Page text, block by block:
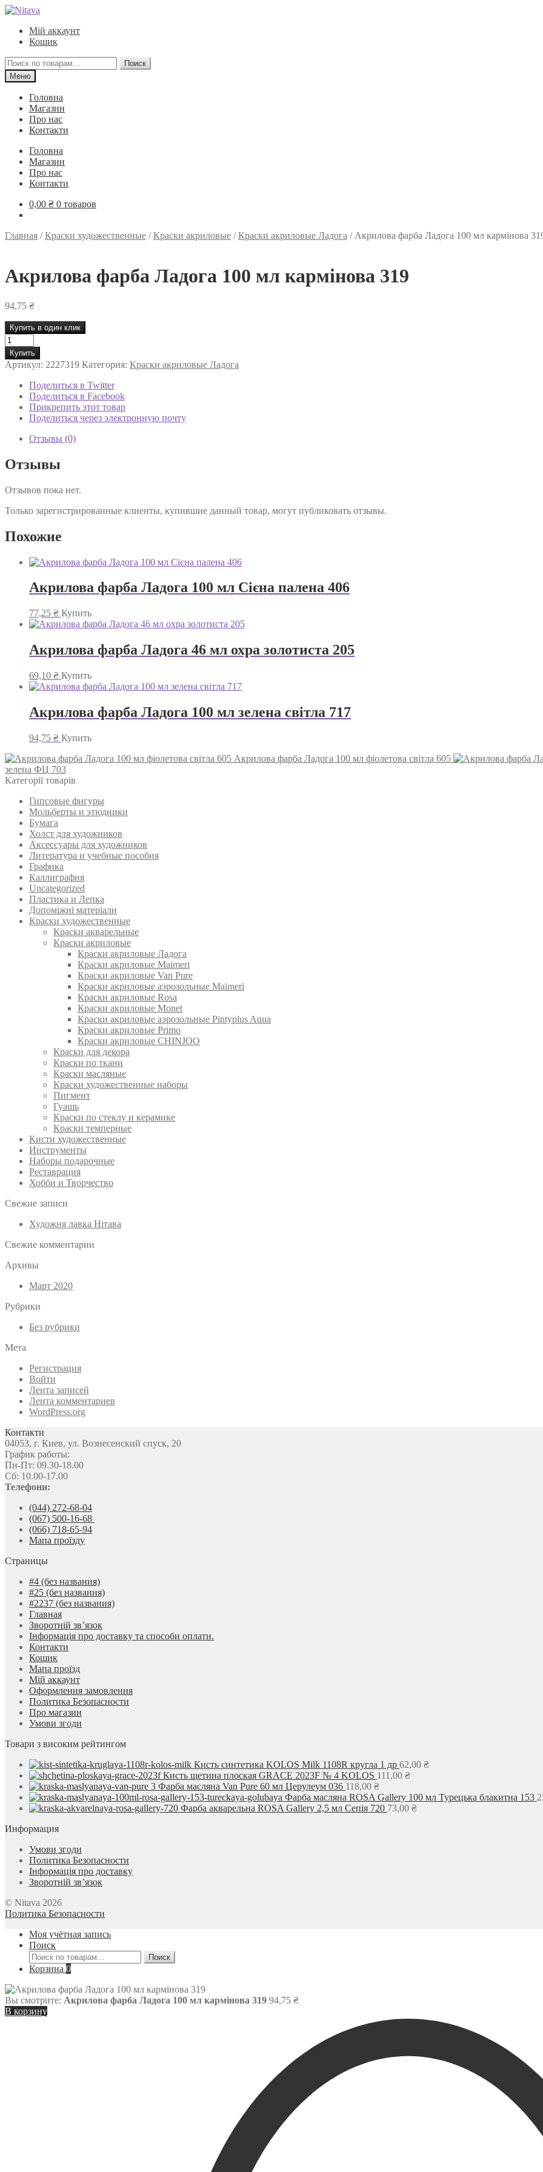
Перейти
навигации
Перейти
содержимому
Мій аккаунт
Кошик
Искать:
Поиск
Меню
Головна
Магазин
Про нас
Контакти
Головна
Магазин
Про нас
Контакти
0,00 ₴ 0 товаров
Главная /Краски художественные /Краски акриловые /Краски акриловые Ладога / Акрилова фарба Ладога 100 мл кармінова
Акрилова фарба Ладога 100 мл кармінова 319
94,75 ₴
Купить в один клик
Количество
товара
Акрилова
фарба
Ладога
кармінова
Купить
Артикул: 2227319 Категория: Краски акриловые Ладога
Поделиться в Twitter
Поделиться в Facebook
Прикрепить этот товар
Поделиться через электронную почту
Отзывы (0)
Отзывы
Отзывов пока нет.
Только зарегистрированные клиенты, купившие данный товар, могут публиковать отзывы.
Похожие
Акрилова фарба Ладога 100 мл Сієна палена 406
77,25 ₴ Купить
Акрилова фарба Ладога 46 мл охра золотиста 205
69,10 ₴ Купить
Акрилова фарба Ладога 100 мл зелена світла 717
94,75 ₴ Купить
Акрилова фарба Ладога 100 мл фіолетова світла 605
зелена ФЦ 703
Категорії товарів
Гипсовые фигуры
Мольберты и этюдники
Бумага
Холст для художников
Аксессуары для художников
Литература и учебные пособия
Графика
Каллиграфия
Uncategorized
Пластика и Лепка
Допоміжні матеріали
Краски художественные
Краски акварельные
Краски акриловые
Краски акриловые Ладога
Краски акриловые Maimeri
Краски акриловые Van Pure
Краски акриловые аэрозольные Maimeri
Краски акриловые Rosa
Краски акриловые Monet
Краски акриловые аэрозольные Pintyplus Aqua
Краски акриловые Primo
Краски акриловые CHINJOO
Краски для декора
Краски по ткани
Краски масляные
Краски художественные наборы
Пигмент
Гуашь
Краски по стеклу и керамике
Краски темперные
Кисти художественные
Инструменты
Наборы подарочные
Реставрация
Хобби и Творчество
Свежие записи
Художня лавка Нітава
Свежие комментарии
Архивы
Март 2020
Рубрики
Без рубрики
Мета
Регистрация
Войти
Лента записей
Лента комментариев
WordPress.org
Контакти
04053, г. Киев, ул. Вознесенский спуск, 20
График работы:
Пн-Пт: 09.30-18.00
Сб: 10.00-17.00
Телефони:
(044) 272-68-04
(067) 500-16-68
(066) 718-65-94
Мапа проїзду
Страницы
#4 (без названия)
#25 (без названия)
#2237 (без названия)
Главная
Зворотній зв’язок
Інформація про доставку та способи оплати.
Контакти
Кошик
Мапа проїзд
Мій аккаунт
Оформлення замовлення
Политика Безопасности
Про магазин
Умови згоди
Товари з високим рейтингом
Кисть синтетика KOLOS Milk 1108R кругла 1 др 62,00 ₴
Кисть щетина плоская GRACE 2023F № 4 KOLOS 111,00 ₴
Фарба масляна Van Pure 60 мл Церулеум 036 118,00 ₴
Фарба масляна ROSA Gallery 100 мл Турецька блакитна 153
Фарба акварельна ROSA Gallery 2,5 мл Сепія 720 73,00 ₴
Информация
Умови згоди
Политика Безопасности
Інформація про доставку
Зворотній зв’язок
© Nitava 2026
Политика Безопасности
Моя учётная запись
Поиск
Искать:
Поиск
Корзина 0
Вы смотрите: Акрилова фарба Ладога 100 мл кармінова 319 94,75 ₴
В корзину